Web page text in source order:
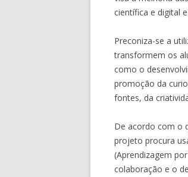
científica e digital
Preconiza-se a
transformem os
como o
promoção da
fontes, da
De acordo com o
projeto procura
(Aprendizagem
colaboração e o